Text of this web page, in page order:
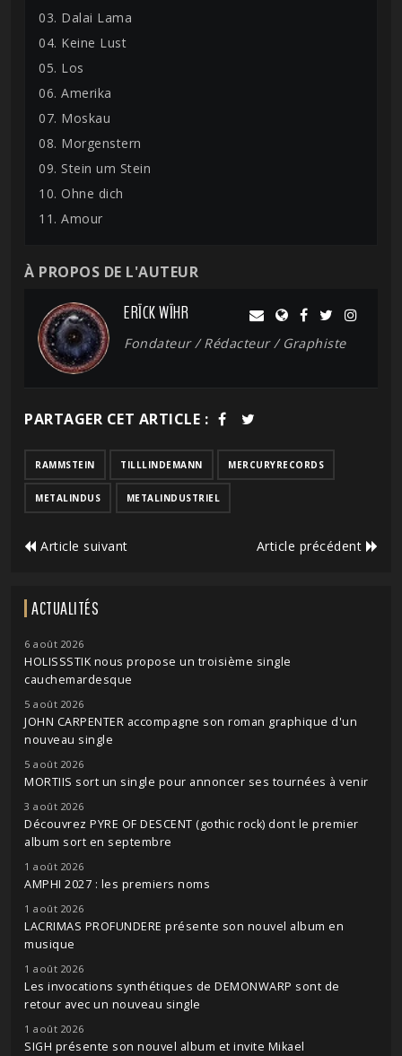
03. Dalai Lama
04. Keine Lust
05. Los
06. Amerika
07. Moskau
08. Morgenstern
09. Stein um Stein
10. Ohne dich
11. Amour
À PROPOS DE L'AUTEUR
ERĪCK WĪHR
Fondateur / Rédacteur / Graphiste
PARTAGER CET ARTICLE :
RAMMSTEIN TILLLINDEMANN MERCURYRECORDS
METALINDUS METALINDUSTRIEL
Article suivant Article précédent
ACTUALITÉS
6 août 2026
HOLISSSTIK nous propose un troisième single
cauchemardesque
5 août 2026
JOHN CARPENTER accompagne son roman graphique d'un
nouveau single
5 août 2026
MORTIIS sort un single pour annoncer ses tournées à venir
3 août 2026
Découvrez PYRE OF DESCENT (gothic rock) dont le premier
album sort en septembre
1 août 2026
AMPHI 2027 : les premiers noms
1 août 2026
LACRIMAS PROFUNDERE présente son nouvel album en
musique
1 août 2026
Les invocations synthétiques de DEMONWARP sont de
retour avec un nouveau single
1 août 2026
SIGH présente son nouvel album et invite Mikael